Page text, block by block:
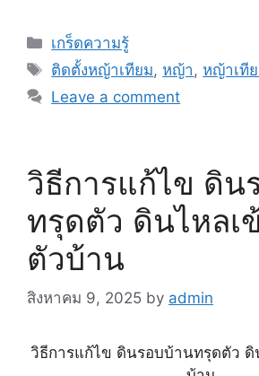
Categories
เกร็ดความรู้
Tags
ติดตั้งหญ้าเทียม, หญ้า , หญ้าเที
Leave a comment
วิธีการแก้ไข ดิน
ทรุดตัว ดินไหลเ
ตัวบ้าน
สิงหาคม 9, 2025 by admin
วิธีการแก้ไข ดินรอบบ้านทรุดตัว ดิ